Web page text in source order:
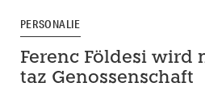
PERSONALIE
Ferenc Földesi wird
taz Genossenschaft